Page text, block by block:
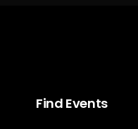
Find Events